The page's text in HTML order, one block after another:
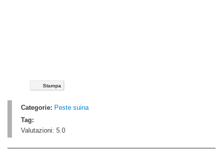
Stampa
Categorie: Peste suina
Tag:
Valutazioni: 5.0